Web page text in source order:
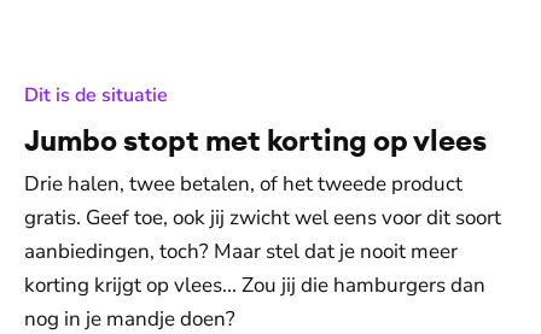
Dit is de situatie
Jumbo stopt met korting op vlees
Drie halen, twee betalen, of het tweede product
gratis. Geef toe, ook jij zwicht wel eens voor dit soort
aanbiedingen, toch? Maar stel dat je nooit meer
korting krijgt op vlees... Zou jij die hamburgers dan
nog in je mandje doen?